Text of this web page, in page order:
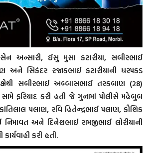
અન્સારી, ઈસુ મુસા કટારીયા, સબીરભાઈ
અને સિકંદર રજાકભાઈ કટારીયાની ધરપકડ
સબીરભાઈ અબ્બાસભાઈ તરકબાણ (28)
ફરિયાદ કરી હતી જે ગુનામાં પોલીસે મહેબુબ
પલાણ, રવિ હિતેન્દ્રભાઈ પલાણ, કૌશિક
નિમાવત અને દિનેશભાઈ રામજીભાઈ લોરીયાની
કરી હતી.